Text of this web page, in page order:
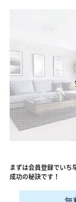
まずは会員登録でいち
成功の秘訣です！